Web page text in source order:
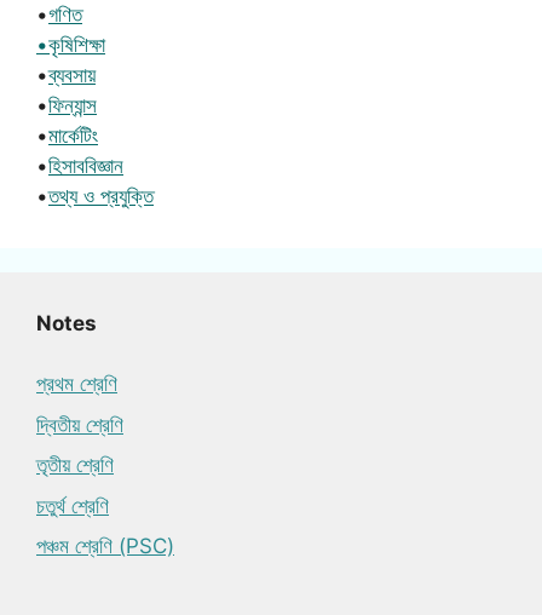
•গণিত
•কৃষিশিক্ষা
•ব্যবসায়
•ফিন্যান্স
•মার্কেটিং
•হিসাববিজ্ঞান
•তথ্য ও প্রযুক্তি
Notes
প্রথম শ্রেণি
দ্বিতীয় শ্রেণি
তৃতীয় শ্রেণি
চতুর্থ শ্রেণি
পঞ্চম শ্রেণি (PSC)